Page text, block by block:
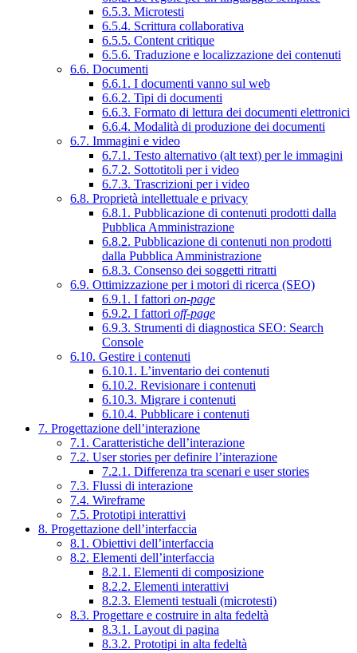
6.5.3. Microtesti
6.5.4. Scrittura collaborativa
6.5.5. Content critique
6.5.6. Traduzione e localizzazione dei contenuti
6.6. Documenti
6.6.1. I documenti vanno sul web
6.6.2. Tipi di documenti
6.6.3. Formato di lettura dei documenti elettronici
6.6.4. Modalità di produzione dei documenti
6.7. Immagini e video
6.7.1. Testo alternativo (alt text) per le immagini
6.7.2. Sottotitoli per i video
6.7.3. Trascrizioni per i video
6.8. Proprietà intellettuale e privacy
6.8.1. Pubblicazione di contenuti prodotti dalla
Pubblica Amministrazione
6.8.2. Pubblicazione di contenuti non prodotti
dalla Pubblica Amministrazione
6.8.3. Consenso dei soggetti ritratti
6.9. Ottimizzazione per i motori di ricerca (SEO)
6.9.1. I fattori on-page
6.9.2. I fattori off-page
6.9.3. Strumenti di diagnostica SEO: Search
Console
6.10. Gestire i contenuti
6.10.1. L’inventario dei contenuti
6.10.2. Revisionare i contenuti
6.10.3. Migrare i contenuti
6.10.4. Pubblicare i contenuti
7. Progettazione dell’interazione
7.1. Caratteristiche dell’interazione
7.2. User stories per definire l’interazione
7.2.1. Differenza tra scenari e user stories
7.3. Flussi di interazione
7.4. Wireframe
7.5. Prototipi interattivi
8. Progettazione dell’interfaccia
8.1. Obiettivi dell’interfaccia
8.2. Elementi dell’interfaccia
8.2.1. Elementi di composizione
8.2.2. Elementi interattivi
8.2.3. Elementi testuali (microtesti)
8.3. Progettare e costruire in alta fedeltà
8.3.1. Layout di pagina
8.3.2. Prototipi in alta fedeltà